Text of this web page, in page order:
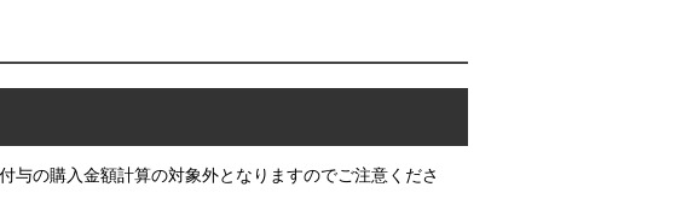
の購入金額計算の対象外となりますのでご注意くださ